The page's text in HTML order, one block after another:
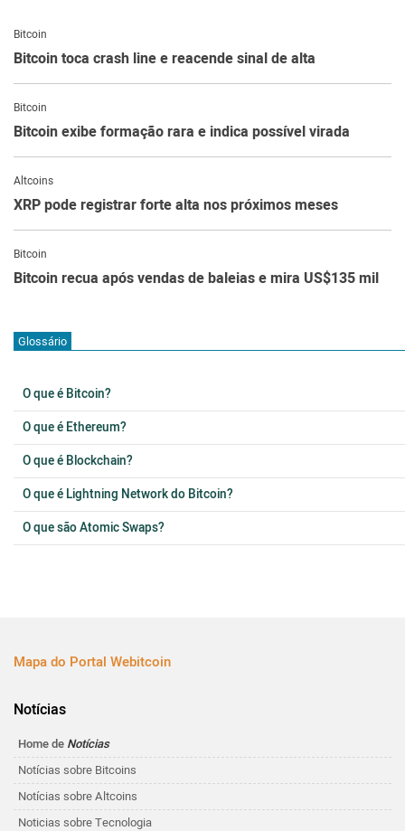
Bitcoin
Bitcoin toca crash line e reacende sinal de alta
Bitcoin
Bitcoin exibe formação rara e indica possível virada
Altcoins
XRP pode registrar forte alta nos próximos meses
Bitcoin
Bitcoin recua após vendas de baleias e mira US$135 mil
Glossário
O que é Bitcoin?
O que é Ethereum?
O que é Blockchain?
O que é Lightning Network do Bitcoin?
O que são Atomic Swaps?
Mapa do Portal Webitcoin
Notícias
Home de Notícias
Notícias sobre Bitcoins
Notícias sobre Altcoins
Noticias sobre Tecnologia